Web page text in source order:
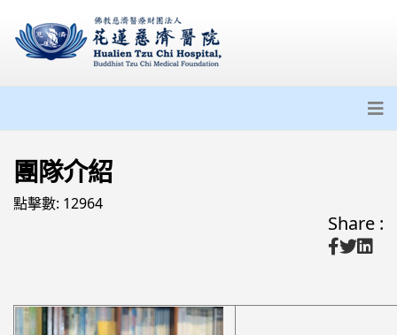
團隊介紹
點擊數: 12964
Share :